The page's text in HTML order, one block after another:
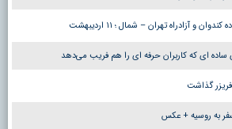
و آزادراه تهران – شمال ؛ ١١ اردیبهشت
ساده ای که کاربران حرفه ای را هم فریب می‌دهد
فریزر گذاشت
به روسیه + عکس